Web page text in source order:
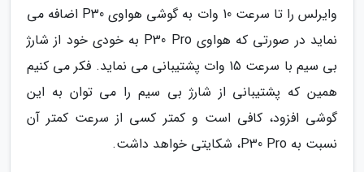
وایرلس را تا سرعت 10 وات به گوشی هواوی P30 اضافه می
نماید در صورتی که هواوی P30 Pro به خودی خود از شارژ
بی سیم با سرعت 15 وات پشتیبانی می نماید. فکر می کنیم
همین که پشتیبانی از شارژ بی سیم را می توان به این
گوشی افزود، کافی است و کمتر کسی از سرعت کمتر آن
نسبت به P30 Pro، شکایتی خواهد داشت.